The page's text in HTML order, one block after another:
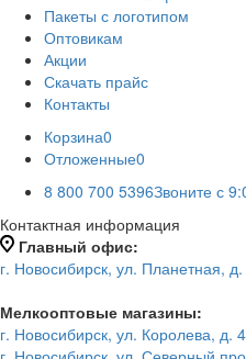
Пакеты с логотипом
Оптовикам
Акции
Скачать прайс
Контакты
Корзина0
Отложенные0
8 800 700 5396Звоните с
Контактная информация
Главный офис:
г. Новосибирск, ул. Планетная,
Мелкооптовые магазины:
г. Новосибирск, ул. Королева, д.